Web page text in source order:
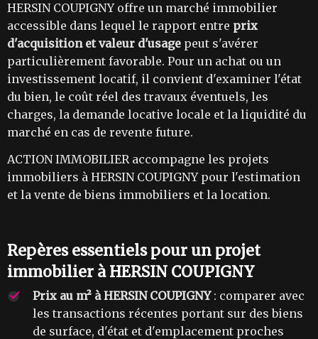
HERSIN COUPIGNY offre un marché immobilier
accessible dans lequel le rapport entre prix
d'acquisition et valeur d'usage peut s'avérer
particulièrement favorable. Pour un achat ou un
investissement locatif, il convient d'examiner l'état
du bien, le coût réel des travaux éventuels, les
charges, la demande locative locale et la liquidité du
marché en cas de revente future.
ACTION IMMOBILIER accompagne les projets
immobiliers à HERSIN COUPIGNY pour l'estimation
et la vente de biens immobiliers et la location.
Repères essentiels pour un projet
immobilier à HERSIN COUPIGNY
Prix au m² à HERSIN COUPIGNY: comparer avec
les transactions récentes portant sur des biens
de surface, d'état et d'emplacement proches